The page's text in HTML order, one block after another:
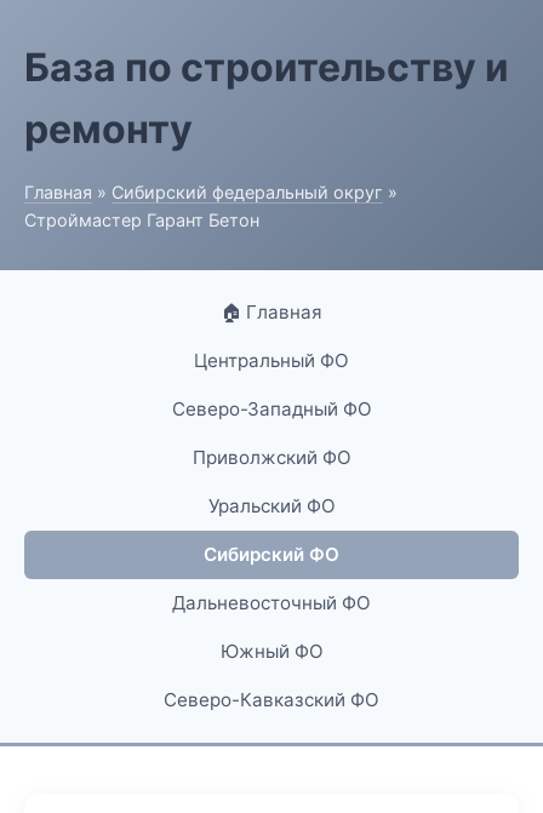
База по строительству и
ремонту
Главная » Сибирский федеральный округ »
Строймастер Гарант Бетон
🏠 Главная
Центральный ФО
Северо-Западный ФО
Приволжский ФО
Уральский ФО
Сибирский ФО
Дальневосточный ФО
Южный ФО
Северо-Кавказский ФО